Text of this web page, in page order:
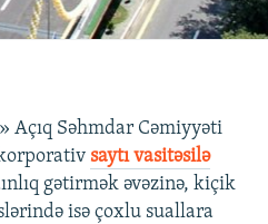
Açıq Səhmdar Cəmiyyəti
saytı vasitəsilə
gətirmək əvəzinə, kiçik
isə çoxlu suallara